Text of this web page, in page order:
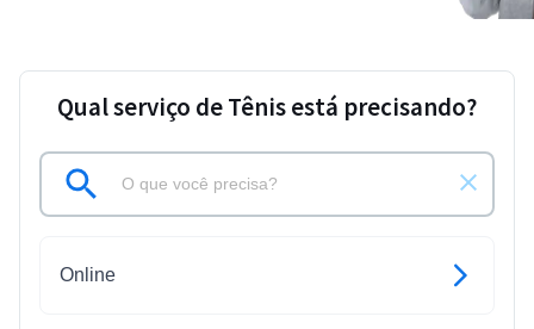
Qual serviço de Tênis está precisando?
Online